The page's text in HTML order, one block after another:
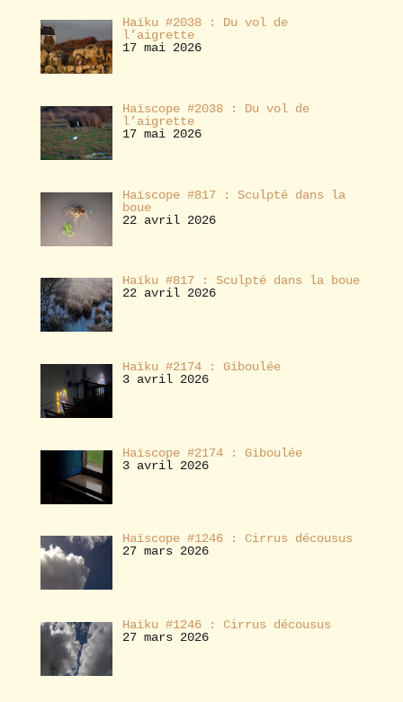
Haïku #2038 : Du vol de
l’aigrette
17 mai 2026
Haïscope #2038 : Du vol de
l’aigrette
17 mai 2026
Haïscope #817 : Sculpté dans la
boue
22 avril 2026
Haïku #817 : Sculpté dans la boue
22 avril 2026
Haïku #2174 : Giboulée
3 avril 2026
Haïscope #2174 : Giboulée
3 avril 2026
Haïscope #1246 : Cirrus décousus
27 mars 2026
Haïku #1246 : Cirrus décousus
27 mars 2026